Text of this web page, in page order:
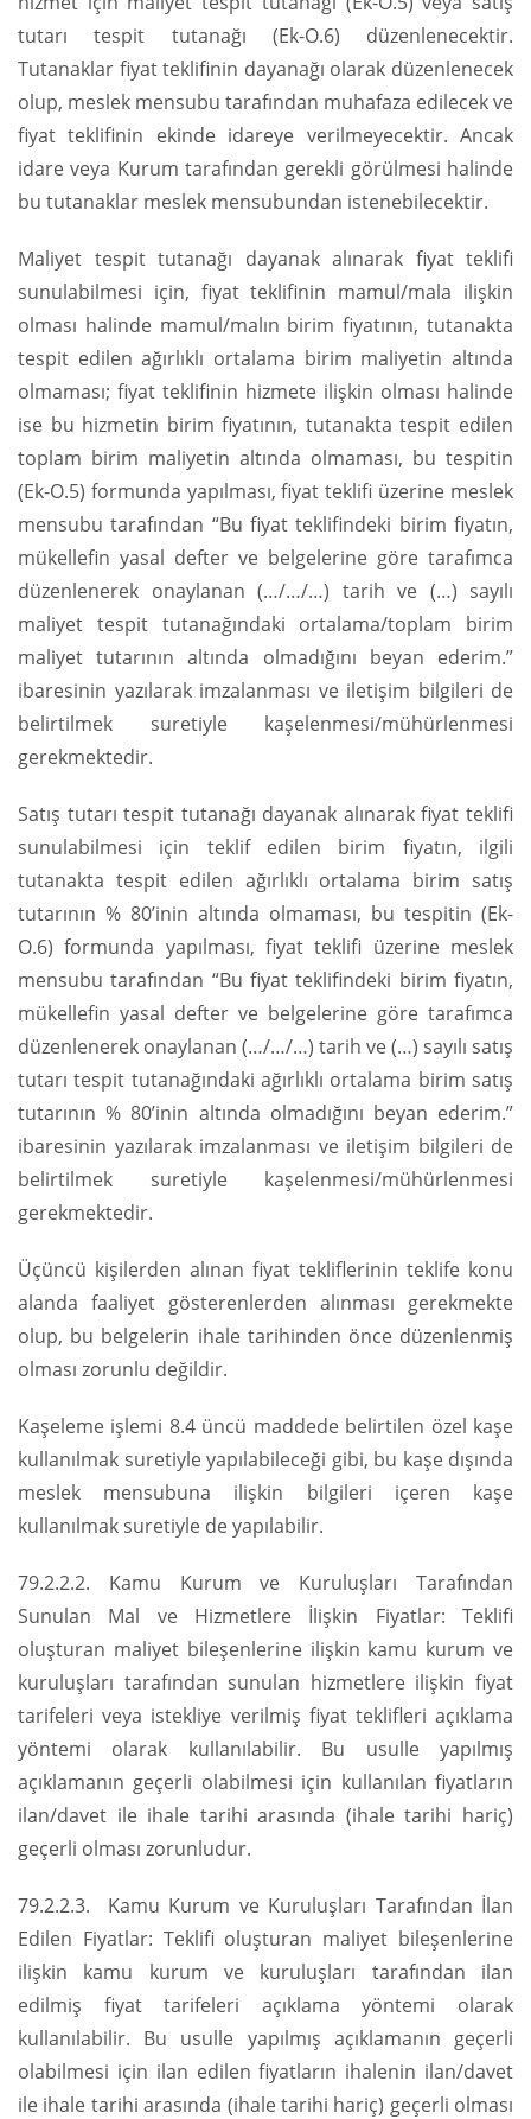
tutarı tespit tutanağı (Ek-O.6) düzenlenecektir.
Tutanaklar fiyat teklifinin dayanağı olarak düzenlenecek
olup, meslek mensubu tarafından muhafaza edilecek ve
fiyat teklifinin ekinde idareye verilmeyecektir. Ancak
idare veya Kurum tarafından gerekli görülmesi halinde
bu tutanaklar meslek mensubundan istenebilecektir.
Maliyet tespit tutanağı dayanak alınarak fiyat teklifi
sunulabilmesi için, fiyat teklifinin mamul/mala ilişkin
olması halinde mamul/malın birim fiyatının, tutanakta
tespit edilen ağırlıklı ortalama birim maliyetin altında
olmaması; fiyat teklifinin hizmete ilişkin olması halinde
ise bu hizmetin birim fiyatının, tutanakta tespit edilen
toplam birim maliyetin altında olmaması, bu tespitin
(Ek-O.5) formunda yapılması, fiyat teklifi üzerine meslek
mensubu tarafından “Bu fiyat teklifindeki birim fiyatın,
mükellefin yasal defter ve belgelerine göre tarafımca
düzenlenerek onaylanan (…/…/…) tarih ve (…) sayılı
maliyet tespit tutanağındaki ortalama/toplam birim
maliyet tutarının altında olmadığını beyan ederim.”
ibaresinin yazılarak imzalanması ve iletişim bilgileri de
belirtilmek suretiyle kaşelenmesi/mühürlenmesi
gerekmektedir.
Satış tutarı tespit tutanağı dayanak alınarak fiyat teklifi
sunulabilmesi için teklif edilen birim fiyatın, ilgili
tutanakta tespit edilen ağırlıklı ortalama birim satış
tutarının % 80’inin altında olmaması, bu tespitin (Ek-
O.6) formunda yapılması, fiyat teklifi üzerine meslek
mensubu tarafından “Bu fiyat teklifindeki birim fiyatın,
mükellefin yasal defter ve belgelerine göre tarafımca
düzenlenerek onaylanan (…/…/…) tarih ve (…) sayılı satış
tutarı tespit tutanağındaki ağırlıklı ortalama birim satış
tutarının % 80’inin altında olmadığını beyan ederim.”
ibaresinin yazılarak imzalanması ve iletişim bilgileri de
belirtilmek suretiyle kaşelenmesi/mühürlenmesi
gerekmektedir.
Üçüncü kişilerden alınan fiyat tekliflerinin teklife konu
alanda faaliyet gösterenlerden alınması gerekmekte
olup, bu belgelerin ihale tarihinden önce düzenlenmiş
olması zorunlu değildir.
Kaşeleme işlemi 8.4 üncü maddede belirtilen özel kaşe
kullanılmak suretiyle yapılabileceği gibi, bu kaşe dışında
meslek mensubuna ilişkin bilgileri içeren kaşe
kullanılmak suretiyle de yapılabilir.
79.2.2.2. Kamu Kurum ve Kuruluşları Tarafından
Sunulan Mal ve Hizmetlere İlişkin Fiyatlar: Teklifi
oluşturan maliyet bileşenlerine ilişkin kamu kurum ve
kuruluşları tarafından sunulan hizmetlere ilişkin fiyat
tarifeleri veya istekliye verilmiş fiyat teklifleri açıklama
yöntemi olarak kullanılabilir. Bu usulle yapılmış
açıklamanın geçerli olabilmesi için kullanılan fiyatların
ilan/davet ile ihale tarihi arasında (ihale tarihi hariç)
geçerli olması zorunludur.
79.2.2.3. Kamu Kurum ve Kuruluşları Tarafından İlan
Edilen Fiyatlar: Teklifi oluşturan maliyet bileşenlerine
ilişkin kamu kurum ve kuruluşları tarafından ilan
edilmiş fiyat tarifeleri açıklama yöntemi olarak
kullanılabilir. Bu usulle yapılmış açıklamanın geçerli
olabilmesi için ilan edilen fiyatların ihalenin ilan/davet
ile ihale tarihi arasında (ihale tarihi hariç) geçerli olması